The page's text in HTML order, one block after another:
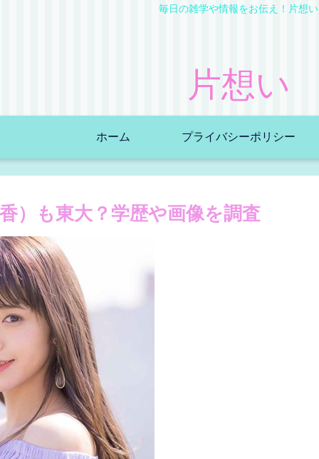
毎日の雑学や情報をお伝え！片想い
片想い
ホーム プライバシーポリシー
）も東大？学歴や画像を調査